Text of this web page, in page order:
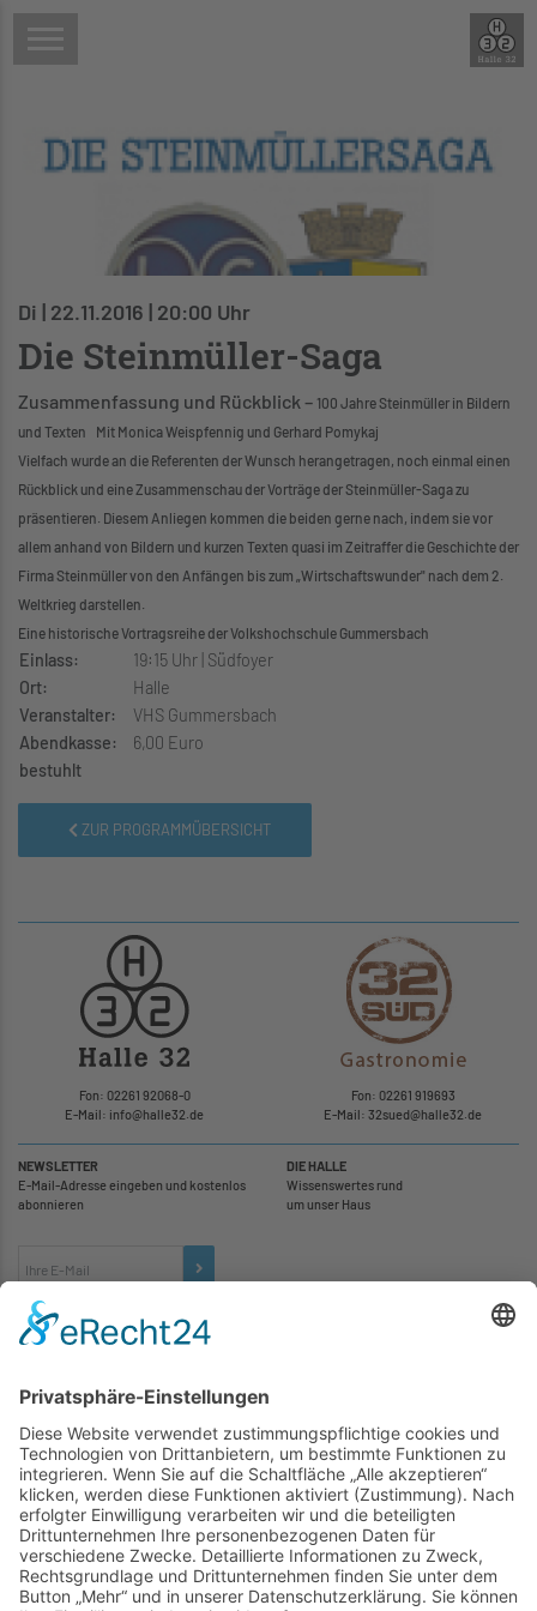
Di | 22.11.2016 | 20:00 Uhr
Die Steinmüller-Saga
Zusammenfassung und Rückblick – 100 Jahre Steinmüller in Bildern
und Texten
Mit Monica Weispfennig und Gerhard Pomykaj
Vielfach wurde an die Referenten der Wunsch herangetragen, noch einmal einen
Rückblick und eine Zusammenschau der Vorträge der Steinmüller-Saga zu
präsentieren. Diesem Anliegen kommen die beiden gerne nach, indem sie vor
allem anhand von Bildern und kurzen Texten quasi im Zeitraffer die Geschichte der
Firma Steinmüller von den Anfängen bis zum „Wirtschaftswunder" nach dem 2.
Weltkrieg darstellen.
Eine historische Vortragsreihe der Volkshochschule Gummersbach
Einlass:
19:15 Uhr | Südfoyer
Ort:
Halle
Veranstalter:
VHS Gummersbach
Abendkasse:
6,00 Euro
bestuhlt
ZUR PROGRAMMÜBERSICHT
Fon: 02261 92068-0
E-Mail: info@halle32.de
Fon: 02261 919693
E-Mail: 32sued@halle32.de
NEWSLETTER
E-Mail-Adresse eingeben und kostenlos
abonnieren
DIE HALLE
Wissenswertes rund
um unser Haus
SOCIAL MEDIA
Besuchen Sie uns auch hier: